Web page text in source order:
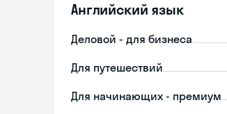
Английский язык
Деловой - для бизнеса
Для путешествий
Для начинающих - премиум